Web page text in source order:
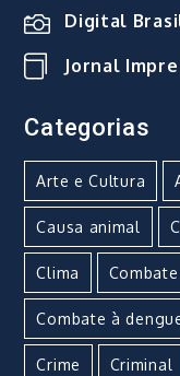
Digital
Jornal
Categorias
Arte e Cultura
Causa animal
Clima
Combate à
Crime Criminal